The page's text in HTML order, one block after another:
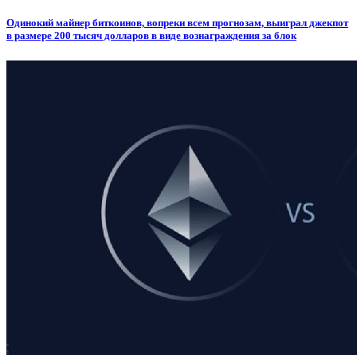
Одинокий майнер биткоинов, вопреки всем прогнозам, выиграл джекпот
в размере 200 тысяч долларов в виде вознаграждения за блок